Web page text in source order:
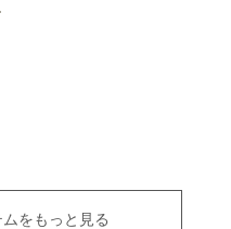
をもっと見る